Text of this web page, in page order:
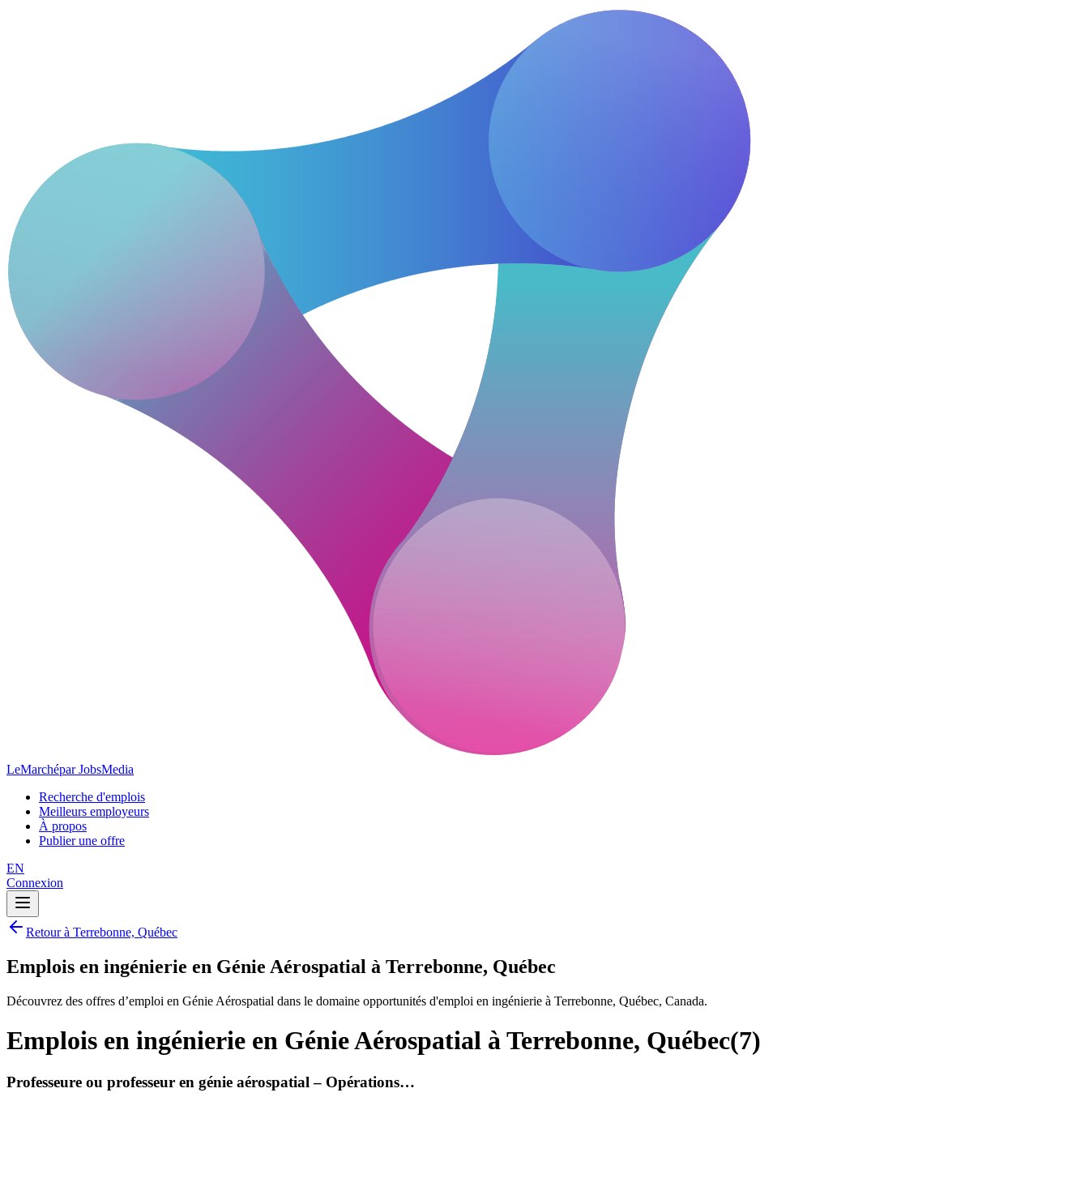
LeMarchépar JobsMedia
Recherche d'emplois
Meilleurs employeurs
À propos
Publier une offre
EN
Connexion
Retour à Terrebonne, Québec
Emplois en ingénierie en Génie Aérospatial à Terrebonne, Québec
Découvrez des offres d’emploi en Génie Aérospatial dans le domaine opportunités d'emploi en ingénierie à Terrebonne, Québec, Canada.
Emplois en ingénierie en Génie Aérospatial à Terrebonne, Québec(7)
Professeure ou professeur en génie aérospatial – Opérations…